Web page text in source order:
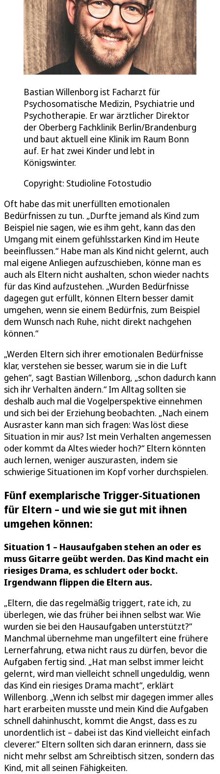
Bastian Willenborg ist Facharzt für
Psychosomatische Medizin, Psychiatrie und
Psychotherapie. Er war ärztlicher Direktor
der Oberberg Fachklinik Berlin/Brandenburg
und baut aktuell eine Klinik im Raum Bonn
auf. Er hat zwei Kinder und lebt in
Königswinter.
Copyright: Studioline Fotostudio
Oft habe das mit unerfüllten emotionalen
Bedürfnissen zu tun. „Durfte jemand als Kind zum
Beispiel nie sagen, wie es ihm geht, kann das den
Umgang mit einem gefühlsstarken Kind im Heute
beeinflussen.“ Habe man als Kind nicht gelernt, auch
mal eigene Anliegen aufzuschieben, könne man es
auch als Eltern nicht aushalten, schon wieder nachts
für das Kind aufzustehen. „Wurden Bedürfnisse
dagegen gut erfüllt, können Eltern besser damit
umgehen, wenn sie einem Bedürfnis, zum Beispiel
dem Wunsch nach Ruhe, nicht direkt nachgehen
können.“
„Werden Eltern sich ihrer emotionalen Bedürfnisse
klar, verstehen sie besser, warum sie in die Luft
gehen“, sagt Bastian Willenborg, „schon dadurch kann
sich ihr Verhalten ändern.“ Im Alltag sollten sie
deshalb auch mal die Vogelperspektive einnehmen
und sich bei der Erziehung beobachten. „Nach einem
Ausraster kann man sich fragen: Was löst diese
Situation in mir aus? Ist mein Verhalten angemessen
oder kommt da Altes wieder hoch?“ Eltern könnten
auch lernen, weniger auszurasten, indem sie
schwierige Situationen im Kopf vorher durchspielen.
Fünf exemplarische Trigger-Situationen
für Eltern – und wie sie gut mit ihnen
umgehen können:
Situation 1 – Hausaufgaben stehen an oder es
muss Gitarre geübt werden. Das Kind macht ein
riesiges Drama, es schludert oder bockt.
Irgendwann flippen die Eltern aus.
„Eltern, die das regelmäßig triggert, rate ich, zu
überlegen, wie das früher bei ihnen selbst war. Wie
wurden sie bei den Hausaufgaben unterstützt?“
Manchmal übernehme man ungefiltert eine frühere
Lernerfahrung, etwa nicht raus zu dürfen, bevor die
Aufgaben fertig sind. „Hat man selbst immer leicht
gelernt, wird man vielleicht schnell ungeduldig, wenn
das Kind ein riesiges Drama macht“, erklärt
Willenborg. „Wenn ich selbst mir dagegen immer alles
hart erarbeiten musste und mein Kind die Aufgaben
schnell dahinhuscht, kommt die Angst, dass es zu
unordentlich ist – dabei ist das Kind vielleicht einfach
cleverer.“ Eltern sollten sich daran erinnern, dass sie
nicht mehr selbst am Schreibtisch sitzen, sondern das
Kind, mit all seinen Fähigkeiten.